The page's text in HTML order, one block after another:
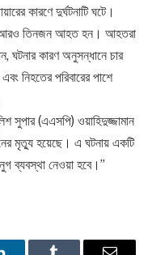
কারণে দুর্ঘটনাটি ঘটে।
আরও তিনজন আহত হন। আহতরা
ঘটনার কারণ অনুসন্ধানে চার
নিহতের পরিবারের পাশে
সুপার (এএসপি) ওয়াহিদুজ্জামান
মৃত্যু হয়েছে। এ ঘটনায় একটি
ব্যবস্থা নেওয়া হবে।”